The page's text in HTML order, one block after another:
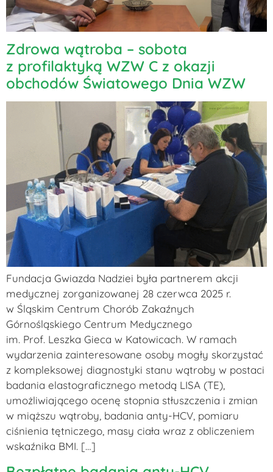
Zdrowa wątroba – sobota
z profilaktyką WZW C z okazji
obchodów Światowego Dnia WZW
Fundacja Gwiazda Nadziei była partnerem akcji
medycznej zorganizowanej 28 czerwca 2025 r.
w Śląskim Centrum Chorób Zakaźnych
Górnośląskiego Centrum Medycznego
im. Prof. Leszka Gieca w Katowicach. W ramach
wydarzenia zainteresowane osoby mogły skorzystać
z kompleksowej diagnostyki stanu wątroby w postaci
badania elastograficznego metodą LISA (TE),
umożliwiającego ocenę stopnia stłuszczenia i zmian
w miąższu wątroby, badania anty-HCV, pomiaru
ciśnienia tętniczego, masy ciała wraz z obliczeniem
wskaźnika BMI. […]